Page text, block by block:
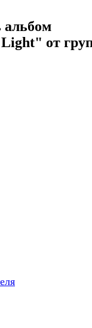
альбом
от